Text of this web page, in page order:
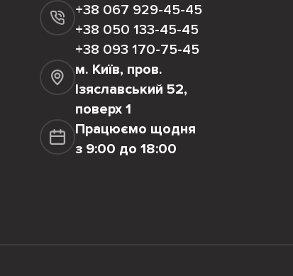
+38 067 929-45-45
+38 050 133-45-45
+38 093 170-75-45
м. Київ, пров.
Ізяславський 52,
поверх 1
Працюємо щодня
з 9:00 до 18:00